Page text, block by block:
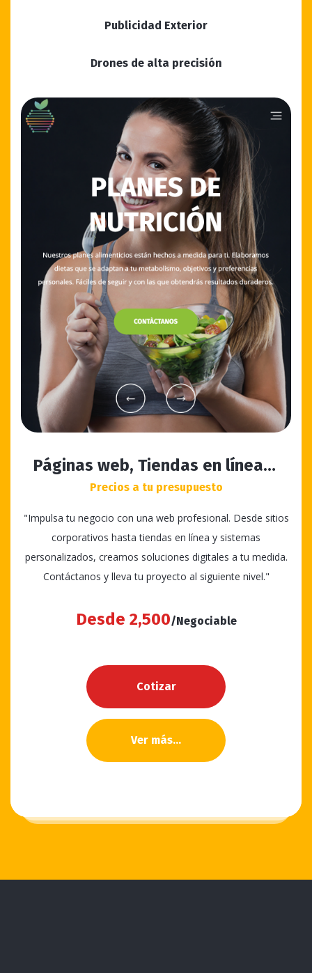
Publicidad Exterior
Drones de alta precisión
Páginas web, Tiendas en línea…
Precios a tu presupuesto
"Impulsa tu negocio con una web profesional. Desde sitios
corporativos hasta tiendas en línea y sistemas
personalizados, creamos soluciones digitales a tu medida.
Contáctanos y lleva tu proyecto al siguiente nivel."
Desde 2,500/Negociable
Cotizar
Ver más...